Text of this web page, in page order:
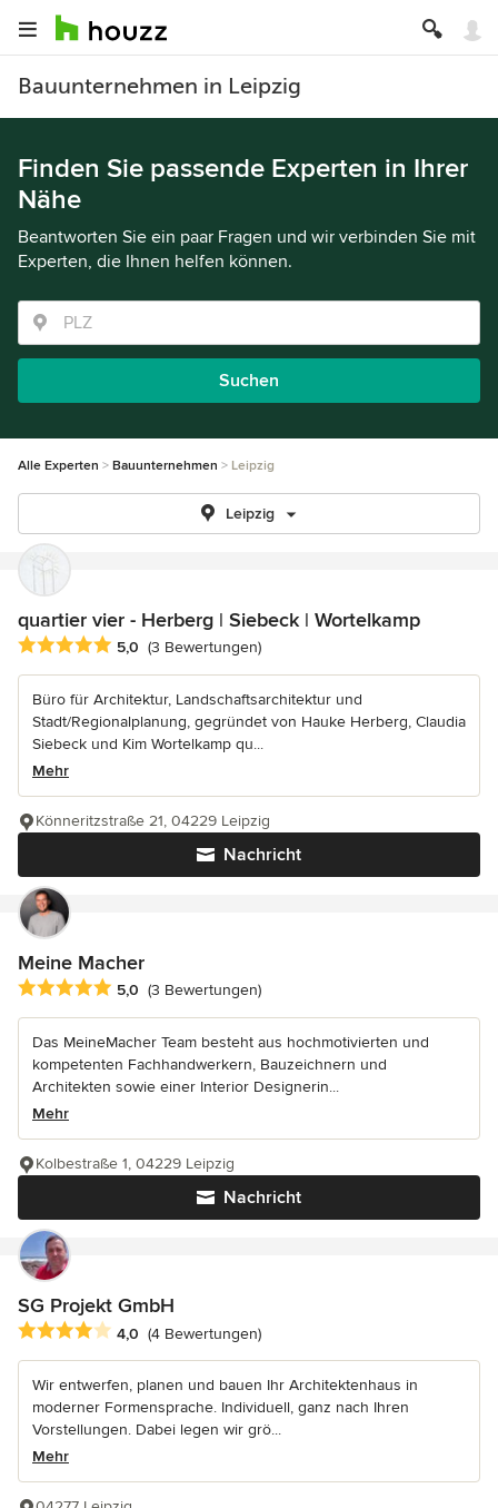
Bauunternehmen in Leipzig
Finden Sie passende Experten in Ihrer
Nähe
Beantworten Sie ein paar Fragen und wir verbinden Sie mit
Experten, die Ihnen helfen können.
Suchen
Alle Experten Bauunternehmen Leipzig
Leipzig
quartier vier - Herberg | Siebeck | Wortelkamp
Durchschnittliche Bewertung: 5 von 5 Sternen
5,0 (3 Bewertungen)
Büro für Architektur, Landschaftsarchitektur und
Stadt/Regionalplanung, gegründet von Hauke Herberg, Claudia
Siebeck und Kim Wortelkamp qu...
Mehr
Nachricht
Könneritzstraße 21, 04229 Leipzig
Meine Macher
Durchschnittliche Bewertung: 5 von 5 Sternen
5,0 (3 Bewertungen)
Das MeineMacher Team besteht aus hochmotivierten und
kompetenten Fachhandwerkern, Bauzeichnern und
Architekten sowie einer Interior Designerin...
Mehr
Nachricht
Kolbestraße 1, 04229 Leipzig
SG Projekt GmbH
Durchschnittliche Bewertung: 4 von 5 Sternen
4,0 (4 Bewertungen)
Wir entwerfen, planen und bauen Ihr Architektenhaus in
moderner Formensprache. Individuell, ganz nach Ihren
Vorstellungen. Dabei legen wir grö...
Mehr